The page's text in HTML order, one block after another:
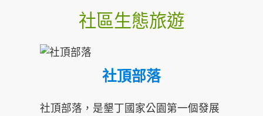
社區生態旅遊
社頂部落
社頂部落，是墾丁國家公園第一個發展